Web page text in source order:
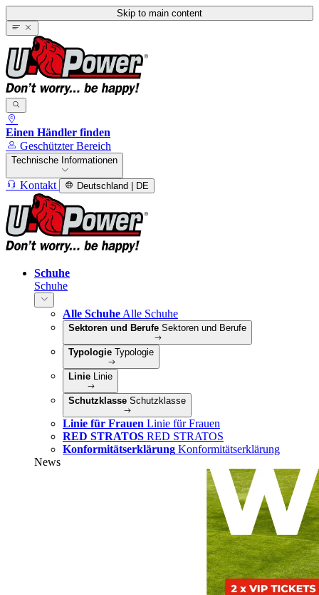
Skip to main content
Einen Händler finden
Geschützter Bereich
Technische Informationen
Kontakt Deutschland | DE
Schuhe
Schuhe
Alle Schuhe Alle Schuhe
Sektoren und Berufe Sektoren und Berufe
Typologie Typologie
Linie Linie
Schutzklasse Schutzklasse
Linie für Frauen Linie für Frauen
RED STRATOS RED STRATOS
Konformitätserklärung Konformitätserklärung
News